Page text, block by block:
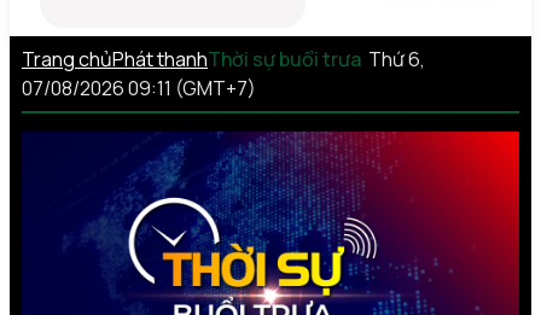
Trang chủPhát thanhThời sự buổi trưa Thứ 6,
07/08/2026 09:11 (GMT+7)